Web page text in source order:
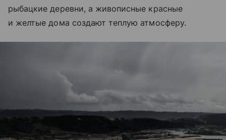
рыбацкие деревни, а живописные красные
и желтые дома создают теплую атмосферу.